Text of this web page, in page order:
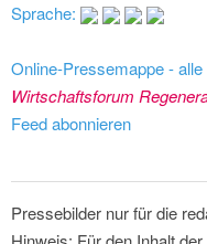
Sprache:
Online-Pressemappe -
Wirtschaftsforum
Feed abonnieren
Pressebilder nur für die